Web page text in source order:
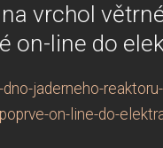
vrchol
on-line do
jaderneho-
on-line-do-